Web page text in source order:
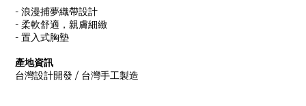
- 浪漫捕夢織帶設計
- 柔軟舒適，親膚細緻
- 置入式胸墊
產地資訊
台灣設計開發 / 台灣手工製造